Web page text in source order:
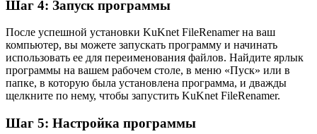
Шаг 4: Запуск программы
После успешной установки KuKnet FileRenamer на ваш
компьютер, вы можете запускать программу и начинать
использовать ее для переименования файлов. Найдите ярлык
программы на вашем рабочем столе, в меню «Пуск» или в
папке, в которую была установлена программа, и дважды
щелкните по нему, чтобы запустить KuKnet FileRenamer.
Шаг 5: Настройка программы